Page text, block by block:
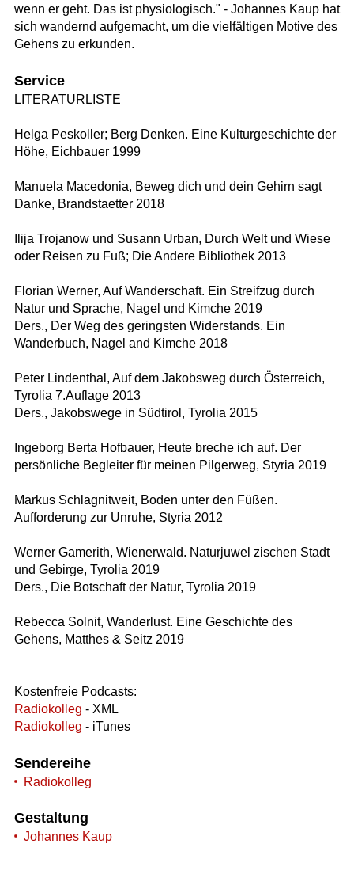
wenn er geht. Das ist physiologisch." - Johannes Kaup hat
sich wandernd aufgemacht, um die vielfältigen Motive des
Gehens zu erkunden.
Service
LITERATURLISTE
Helga Peskoller; Berg Denken. Eine Kulturgeschichte der
Höhe, Eichbauer 1999
Manuela Macedonia, Beweg dich und dein Gehirn sagt
Danke, Brandstaetter 2018
Ilija Trojanow und Susann Urban, Durch Welt und Wiese
oder Reisen zu Fuß; Die Andere Bibliothek 2013
Florian Werner, Auf Wanderschaft. Ein Streifzug durch
Natur und Sprache, Nagel und Kimche 2019
Ders., Der Weg des geringsten Widerstands. Ein
Wanderbuch, Nagel and Kimche 2018
Peter Lindenthal, Auf dem Jakobsweg durch Österreich,
Tyrolia 7.Auflage 2013
Ders., Jakobswege in Südtirol, Tyrolia 2015
Ingeborg Berta Hofbauer, Heute breche ich auf. Der
persönliche Begleiter für meinen Pilgerweg, Styria 2019
Markus Schlagnitweit, Boden unter den Füßen.
Aufforderung zur Unruhe, Styria 2012
Werner Gamerith, Wienerwald. Naturjuwel zischen Stadt
und Gebirge, Tyrolia 2019
Ders., Die Botschaft der Natur, Tyrolia 2019
Rebecca Solnit, Wanderlust. Eine Geschichte des
Gehens, Matthes & Seitz 2019
Kostenfreie Podcasts:
Radiokolleg - XML
Radiokolleg - iTunes
Sendereihe
Radiokolleg
Gestaltung
Johannes Kaup